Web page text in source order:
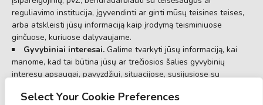
Select Your Cookie Preferences
reguliavimo institucija, įgyvendinti ar ginti mūsų teisines teises,
arba atskleisti jūsų informaciją kaip įrodymą teisminiuose
ginčuose, kuriuose dalyvaujame.
Gyvybiniai interesai. Galime tvarkyti jūsų informaciją, kai
manome, kad tai būtina jūsų ar trečiosios šalies gyvybinių
interesų apsaugai, pavyzdžiui, situacijose, susijusiose su